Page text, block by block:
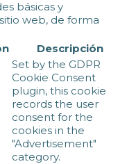
básicas y
web, de forma
Descripción
Set by the GDPR
Cookie Consent
plugin, this cookie
records the user
consent for the
cookies in the
"Advertisement"
category.